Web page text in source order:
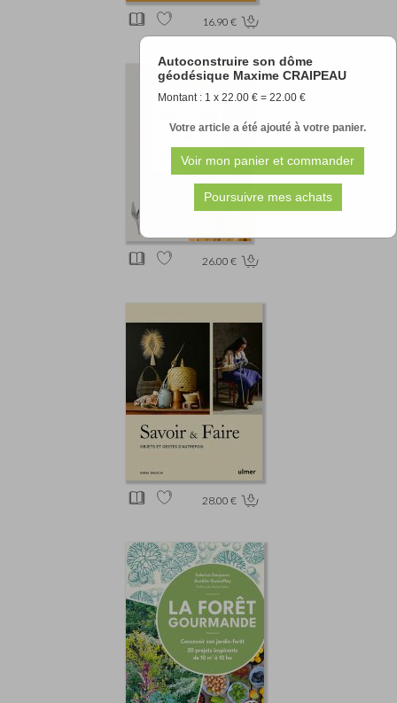
Autoconstruire son dôme
géodésique Maxime CRAIPEAU
Montant : 1 x 22.00 € = 22.00 €
Votre article a été ajouté à votre panier.
16.90 €
26.00 €
28.00 €